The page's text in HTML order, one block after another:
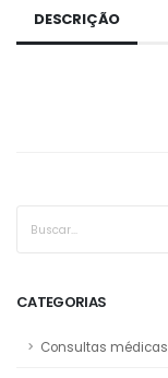
DESCRIÇÃO
CATEGORIAS
Consultas médicas